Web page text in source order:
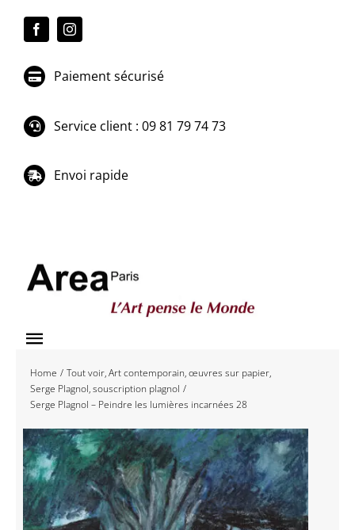
Paiement sécurisé
Service client : 09 81 79 74 73
Envoi rapide
Toggle
Navigation
Accueil
Événements
Artistes
Éditions
Home Tout voir Art contemporain œuvres sur papier
Serge Plagnol souscription plagnol
Serge Plagnol – Peindre les lumières incarnées 28